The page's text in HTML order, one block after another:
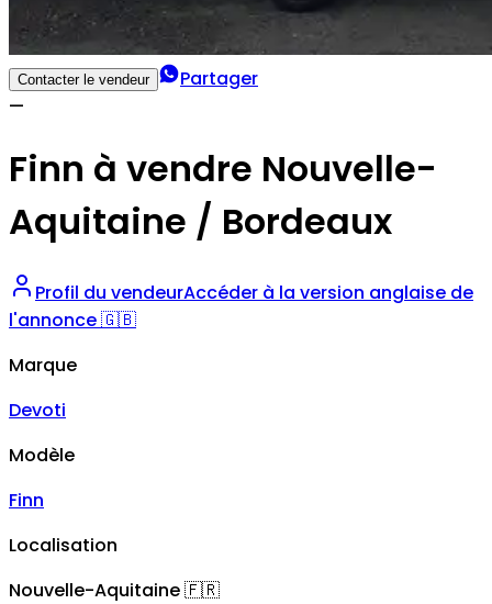
Contacter le vendeur
Partager
—
Finn à vendre Nouvelle-
Aquitaine / Bordeaux
Profil du vendeurAccéder à la version anglaise de
l'annonce 🇬🇧
Marque
Devoti
Modèle
Finn
Localisation
Nouvelle-Aquitaine🇫🇷